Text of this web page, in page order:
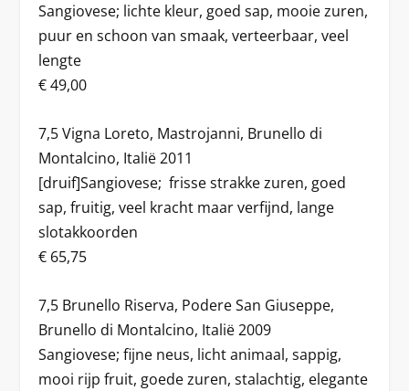
Sangiovese; lichte kleur, goed sap, mooie zuren,
puur en schoon van smaak, verteerbaar, veel
lengte
€ 49,00
7,5 Vigna Loreto, Mastrojanni, Brunello di
Montalcino, Italië 2011
[druif]Sangiovese; frisse strakke zuren, goed
sap, fruitig, veel kracht maar verfijnd, lange
slotakkoorden
€ 65,75
7,5 Brunello Riserva, Podere San Giuseppe,
Brunello di Montalcino, Italië 2009
Sangiovese; fijne neus, licht animaal, sappig,
mooi rijp fruit, goede zuren, stalachtig, elegante